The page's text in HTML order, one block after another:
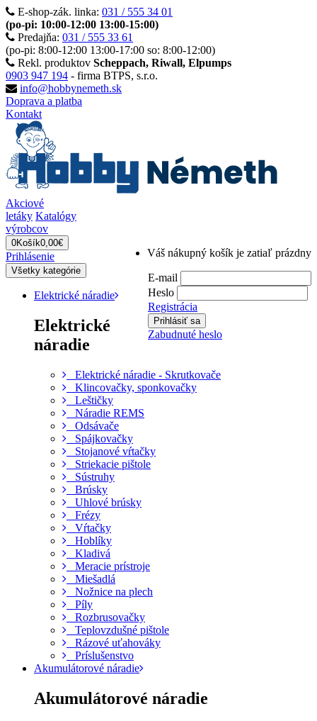
E-shop-zák. linka: 031 / 555 34 01
(po-pi: 10:00-12:00 13:00-15:00)
Predajňa: 031 / 555 33 61
(po-pi: 8:00-12:00 13:00-17:00 so: 8:00-12:00)
Rekl. produktov Scheppach, Riwall, Elpumps
0903 947 194 - firma BTPS, s.r.o.
info@hobbynemeth.sk
Doprava a platba
Kontakt
Akciové
letáky Katalógy
výrobcov
0Košík0,00€
Váš nákupný košík je zatiaľ prázdny
Prihlásenie
E-mail
Heslo
Registrácia
Zabudnuté heslo
Všetky kategórie
Elektrické náradie
Elektrické
náradie
Elektrické náradie - Skrutkovače
Klincovačky, sponkovačky
Leštičky
Náradie REMS
Odsávače
Spájkovačky
Stojanové vŕtačky
Striekacie pištole
Sústruhy
Brúsky
Uhlové brúsky
Frézy
Vŕtačky
Hoblíky
Kladivá
Meracie prístroje
Miešadlá
Nožnice na plech
Píly
Rozbrusovačky
Teplovzdušné pištole
Rázové uťahováky
Príslušenstvo
Akumulátorové náradie
Akumulátorové náradie